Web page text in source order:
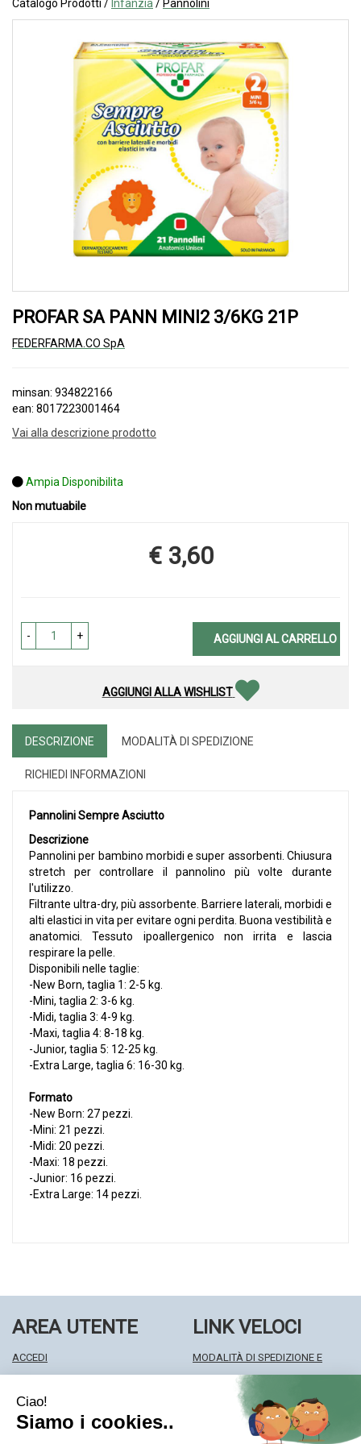
Catalogo Prodotti / Infanzia / Pannolini
PROFAR SA PANN MINI2 3/6KG 21P
FEDERFARMA.CO SpA
minsan: 934822166
ean: 8017223001464
Vai alla descrizione prodotto
Ampia Disponibilita
Non mutuabile
Prezzo
€ 3,60
- + AGGIUNGI AL CARRELLO
AGGIUNGI ALLA WISHLIST
DESCRIZIONE MODALITÀ DI SPEDIZIONE
RICHIEDI INFORMAZIONI
Pannolini Sempre Asciutto
Descrizione
Pannolini per bambino morbidi e super assorbenti. Chiusura
stretch per controllare il pannolino più volte durante
l'utilizzo.
Filtrante ultra-dry, più assorbente. Barriere laterali, morbidi e
alti elastici in vita per evitare ogni perdita. Buona vestibilità e
anatomici. Tessuto ipoallergenico non irrita e lascia
respirare la pelle.
Disponibili nelle taglie:
-New Born, taglia 1: 2-5 kg.
-Mini, taglia 2: 3-6 kg.
-Midi, taglia 3: 4-9 kg.
-Maxi, taglia 4: 8-18 kg.
-Junior, taglia 5: 12-25 kg.
-Extra Large, taglia 6: 16-30 kg.
Formato
-New Born: 27 pezzi.
-Mini: 21 pezzi.
-Midi: 20 pezzi.
-Maxi: 18 pezzi.
-Junior: 16 pezzi.
-Extra Large: 14 pezzi.
AREA UTENTE
ACCEDI
WISHLIST
ISCRIZIONE ALLA NEWSLETTER
LINK VELOCI
MODALITÀ DI SPEDIZIONE E
MODALITÀ DI PAGAMENTO
INFORMATIVA PRIVACY